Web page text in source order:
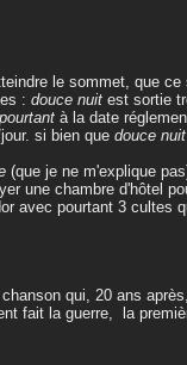
le sommet, que
: douce nuit est sortie
à la date
si bien que douce nuit
(que je ne m'explique
une chambre d'hôtel
avec pourtant 3 cultes
qui, 20 ans
fait la guerre, la